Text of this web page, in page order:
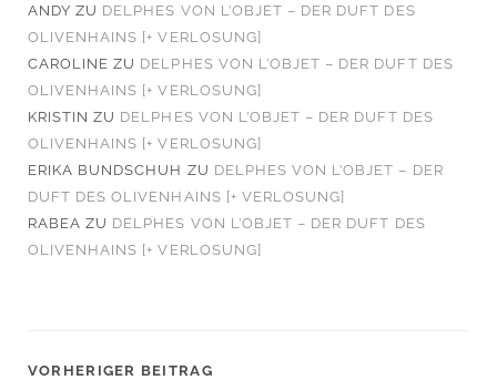
ANDY ZU DELPHES VON L’OBJET – DER DUFT DES
OLIVENHAINS [+ VERLOSUNG]
CAROLINE ZU DELPHES VON L’OBJET – DER DUFT DES
OLIVENHAINS [+ VERLOSUNG]
KRISTIN ZU DELPHES VON L’OBJET – DER DUFT DES
OLIVENHAINS [+ VERLOSUNG]
ERIKA BUNDSCHUH ZU DELPHES VON L’OBJET – DER
DUFT DES OLIVENHAINS [+ VERLOSUNG]
RABEA ZU DELPHES VON L’OBJET – DER DUFT DES
OLIVENHAINS [+ VERLOSUNG]
VORHERIGER BEITRAG